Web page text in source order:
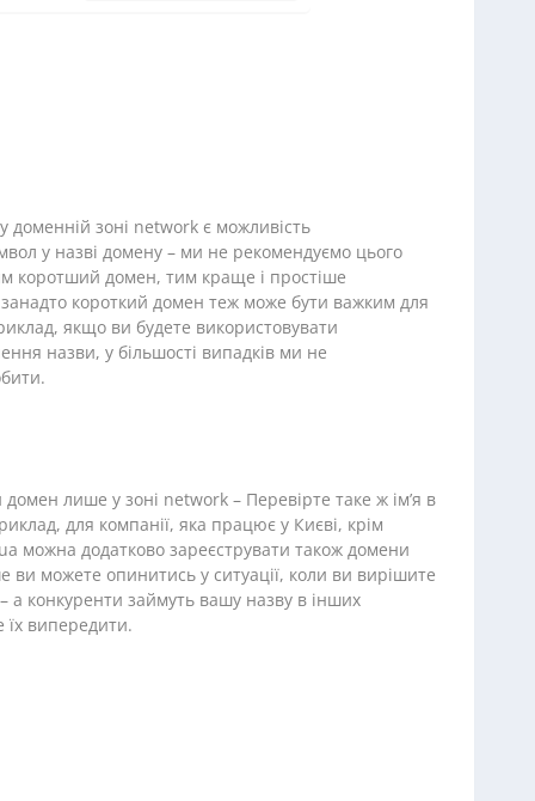
зоні network є можливість
у назві домену – ми не рекомендуємо цього
коротший домен, тим краще і простіше
занадто короткий домен теж може бути важким для
якщо ви будете використовувати
назви, у більшості випадків ми не
лише у зоні network – Перевірте таке ж ім’я в
для компанії, яка працює у Києві, крім
можна додатково зареєструвати також домени
ви можете опинитись у ситуації, коли ви вирішите
а конкуренти займуть вашу назву в інших
випередити.